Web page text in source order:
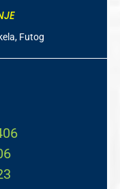
Futog